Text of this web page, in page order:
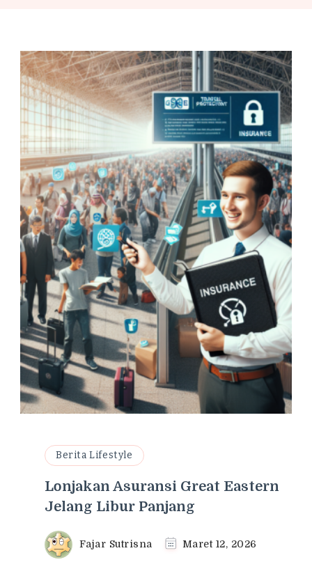
Berita Lifestyle
Lonjakan Asuransi Great Eastern
Jelang Libur Panjang
Fajar Sutrisna Maret 12, 2026